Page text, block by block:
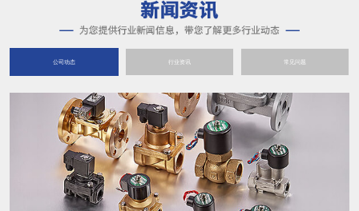
公司动态 行业资讯 常见问题